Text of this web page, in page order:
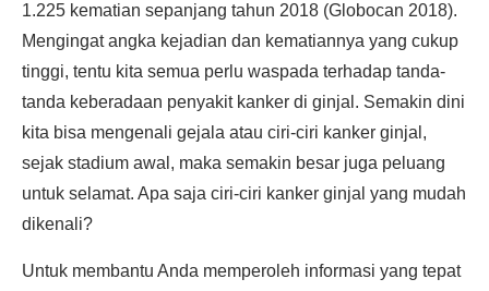
1.225 kematian sepanjang tahun 2018 (Globocan 2018).
Mengingat angka kejadian dan kematiannya yang cukup
tinggi, tentu kita semua perlu waspada terhadap tanda-
tanda keberadaan penyakit kanker di ginjal. Semakin dini
kita bisa mengenali gejala atau ciri-ciri kanker ginjal,
sejak stadium awal, maka semakin besar juga peluang
untuk selamat. Apa saja ciri-ciri kanker ginjal yang mudah
dikenali?
Untuk membantu Anda memperoleh informasi yang tepat